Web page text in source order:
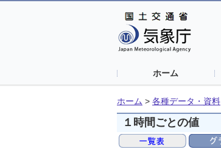
ホーム
ホーム > 各種データ・資料
１時間ごとの値